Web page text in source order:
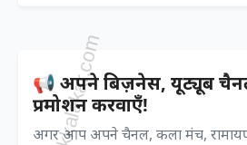
📢 अपने बिज़नेस, यूट्यूब चैनल,
प्रमोशन करवाएँ!
अगर आप अपने चैनल, कला मंच,